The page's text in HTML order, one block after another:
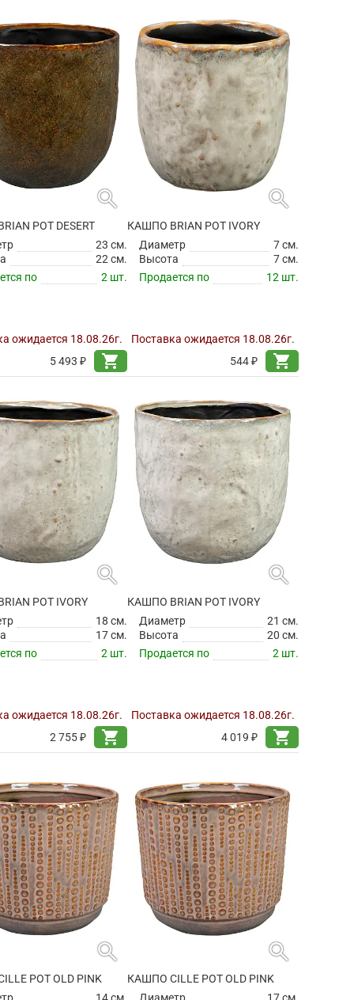
search
POT DESERT
23 см.
22 см.
по
2 шт.
ожидается 18.08.26г.
5 493 ₽
shopping_cart
search
КАШПО BRIAN POT IVORY
Диаметр
7 см.
Высота
7 см.
Продается по
12 шт.
Поставка ожидается 18.08.26г.
544 ₽
shopping_cart
search
POT IVORY
18 см.
17 см.
по
2 шт.
ожидается 18.08.26г.
2 755 ₽
shopping_cart
search
КАШПО BRIAN POT IVORY
Диаметр
21 см.
Высота
20 см.
Продается по
2 шт.
Поставка ожидается 18.08.26г.
4 019 ₽
shopping_cart
search
POT OLD PINK
search
КАШПО CILLE POT OLD PINK